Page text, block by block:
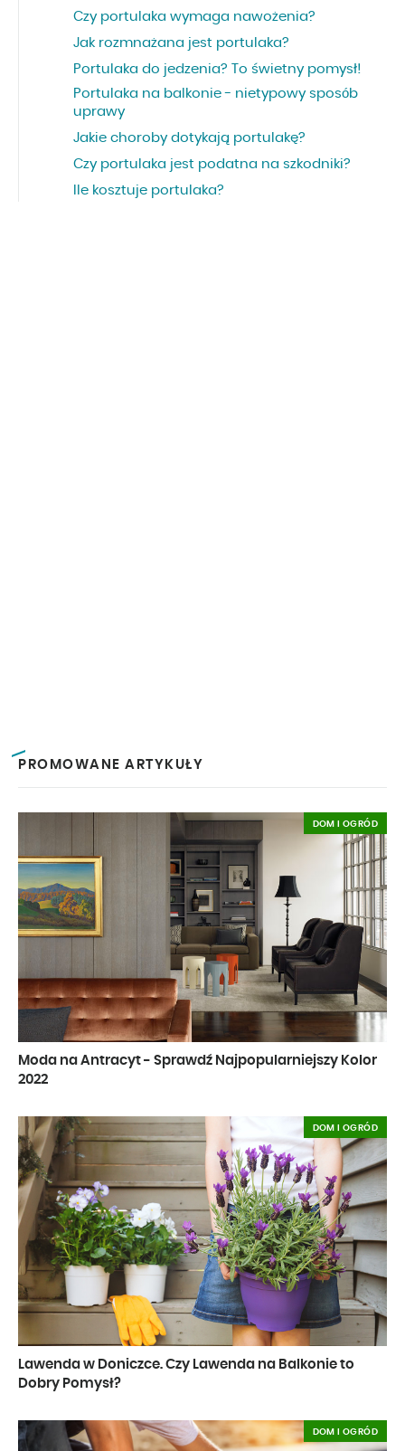
Czy portulaka wymaga nawożenia?
Jak rozmnażana jest portulaka?
Portulaka do jedzenia? To świetny pomysł!
Portulaka na balkonie - nietypowy sposób
uprawy
Jakie choroby dotykają portulakę?
Czy portulaka jest podatna na szkodniki?
Ile kosztuje portulaka?
PROMOWANE ARTYKUŁY
Moda na Antracyt - Sprawdź Najpopularniejszy Kolor
2022
DOM I OGRÓD
Lawenda w Doniczce. Czy Lawenda na Balkonie to
Dobry Pomysł?
DOM I OGRÓD
DOM I OGRÓD